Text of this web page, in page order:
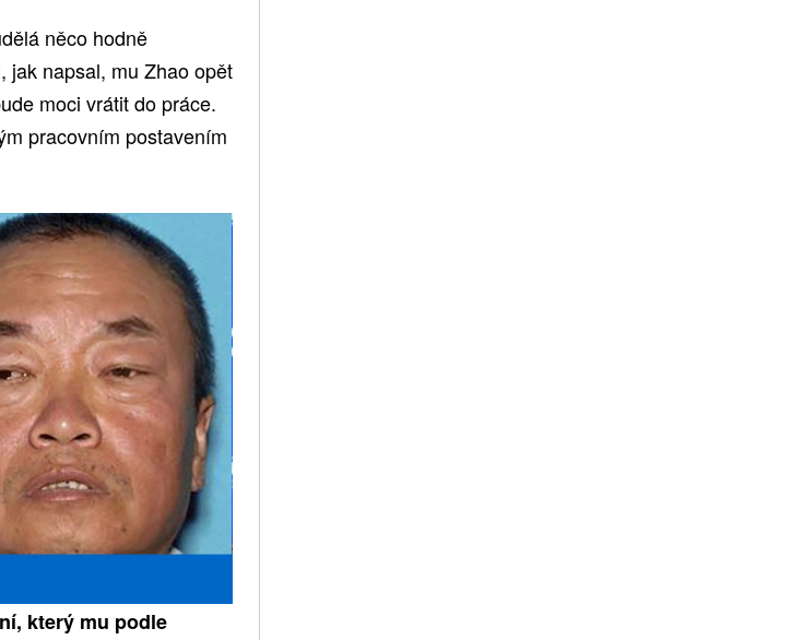
něco hodně
jak napsal, mu Zhao opět
moci vrátit do práce.
pracovním postavením
který mu podle